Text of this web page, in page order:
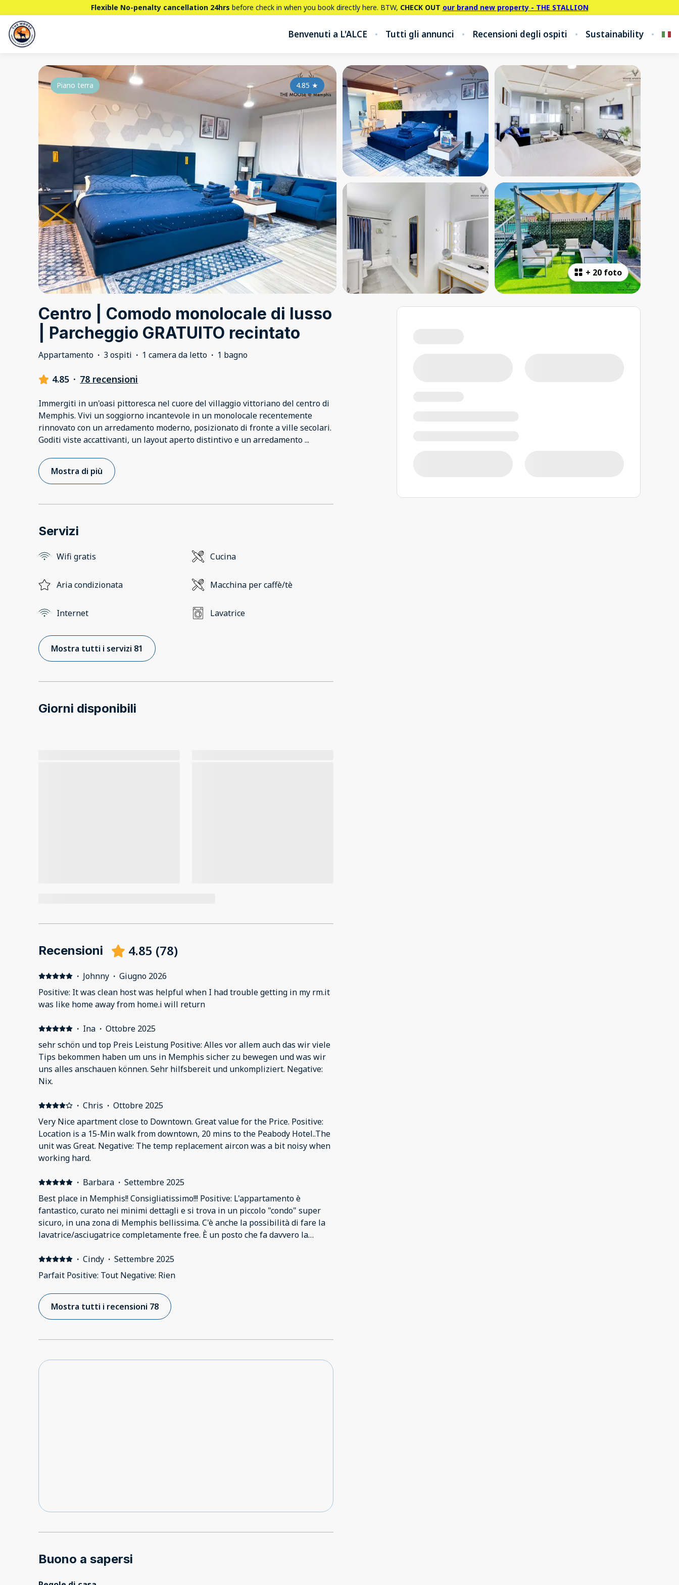
Flexible No-penalty cancellation 24hrs before check in when you book directly here. BTW, CHECK OUT our brand new property - THE STALLION
Benvenuti a L'ALCE Tutti gli annunci Recensioni degli ospiti Sustainability
+ 20 foto
4.85 ★
Piano terra
Centro | Comodo monolocale di lusso
| Parcheggio GRATUITO recintato
Appartamento · 3 ospiti · 1 camera da letto · 1 bagno
4.85 · 78 recensioni
Immergiti in un'oasi pittoresca nel cuore del villaggio vittoriano del centro di
Memphis. Vivi un soggiorno incantevole in un monolocale recentemente
rinnovato con un arredamento moderno, posizionato di fronte a ville secolari.
Goditi viste accattivanti, un layout aperto distintivo e un arredamento...
Mostra di più
Servizi
Wifi gratis Cucina
Aria condizionata Macchina per caffè/tè
Internet Lavatrice
Mostra tutti i servizi 81
Giorni disponibili
Recensioni 4.85 (78)
· Johnny · Giugno 2026
Positive: It was clean host was helpful when I had trouble getting in my rm.it
was like home away from home.i will return
· Ina · Ottobre 2025
sehr schön und top Preis Leistung Positive: Alles vor allem auch das wir viele
Tips bekommen haben um uns in Memphis sicher zu bewegen und was wir
uns alles anschauen können. Sehr hilfsbereit und unkompliziert. Negative:
Nix.
· Chris · Ottobre 2025
Very Nice apartment close to Downtown. Great value for the Price. Positive:
Location is a 15-Min walk from downtown, 20 mins to the Peabody Hotel..The
unit was Great. Negative: The temp replacement aircon was a bit noisy when
working hard.
· Barbara · Settembre 2025
Best place in Memphis!! Consigliatissimo!!! Positive: L'appartamento è
fantastico, curato nei minimi dettagli e si trova in un piccolo "condo" super
sicuro, in una zona di Memphis bellissima. C'è anche la possibilità di fare la
lavatrice/asciugatrice completamente free. È un posto che fa davvero la
tutto super!· Cindy · Settembre 2025
Parfait Positive: Tout Negative: Rien
Mostra tutti i recensioni 78
Buono a sapersi